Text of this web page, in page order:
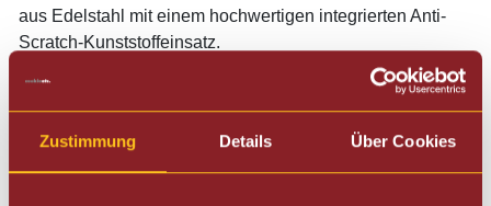
Zustimmung Details Über Cookies
aus Edelstahl mit einem hochwertigen integrierten Anti-
Scratch-Kunststoffeinsatz.
Damit dein Kaffee noch besser schmeckt, verwendest du